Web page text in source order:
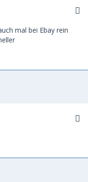
mal bei Ebay rein